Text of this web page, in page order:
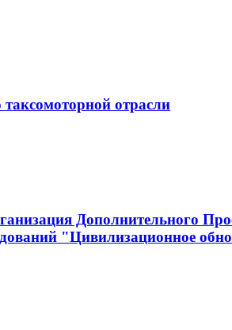
отрасли
Дополнительного
"Цивилизационное